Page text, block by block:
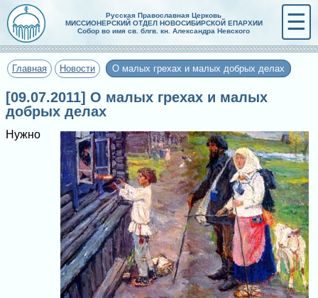
Русская Православная Церковь
МИССИОНЕРСКИЙ ОТДЕЛ НОВОСИБИРСКОЙ ЕПАРХИИ
Собор во имя св. блгв. кн. Александра Невского
☰
Главная Новости О малых грехах и малых добрых делах
[09.07.2011] О малых грехах и малых
добрых делах
Нужно